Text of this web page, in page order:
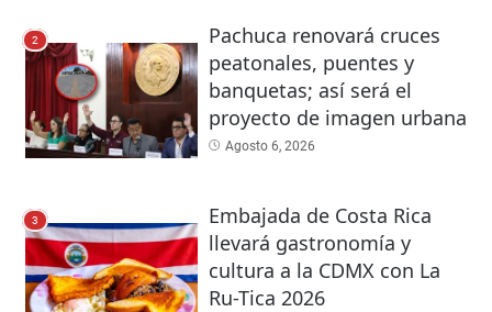
2
Pachuca renovará cruces
peatonales, puentes y
banquetas; así será el
proyecto de imagen urbana
Agosto 6, 2026
3
Embajada de Costa Rica
llevará gastronomía y
cultura a la CDMX con La
Ru-Tica 2026